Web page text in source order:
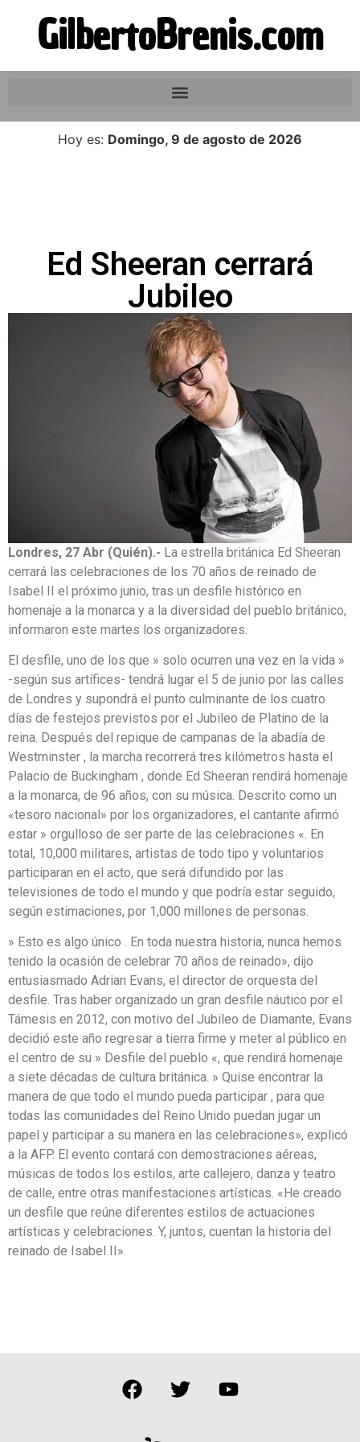
GilbertoBrenis.com
Hoy es: Domingo, 9 de agosto de 2026
Ed Sheeran cerrará
Jubileo
Londres, 27 Abr (Quién).- La estrella británica Ed Sheeran
cerrará las celebraciones de los 70 años de reinado de
Isabel II el próximo junio, tras un desfile histórico en
homenaje a la monarca y a la diversidad del pueblo británico,
informaron este martes los organizadores.
El desfile, uno de los que » solo ocurren una vez en la vida »
-según sus artífices- tendrá lugar el 5 de junio por las calles
de Londres y supondrá el punto culminante de los cuatro
días de festejos previstos por el Jubileo de Platino de la
reina. Después del repique de campanas de la abadía de
Westminster , la marcha recorrerá tres kilómetros hasta el
Palacio de Buckingham , donde Ed Sheeran rendirá homenaje
a la monarca, de 96 años, con su música. Descrito como un
«tesoro nacional» por los organizadores, el cantante afirmó
estar » orgulloso de ser parte de las celebraciones «. En
total, 10,000 militares, artistas de todo tipo y voluntarios
participaran en el acto, que será difundido por las
televisiones de todo el mundo y que podría estar seguido,
según estimaciones, por 1,000 millones de personas.
» Esto es algo único . En toda nuestra historia, nunca hemos
tenido la ocasión de celebrar 70 años de reinado», dijo
entusiasmado Adrian Evans, el director de orquesta del
desfile. Tras haber organizado un gran desfile náutico por el
Támesis en 2012, con motivo del Jubileo de Diamante, Evans
decidió este año regresar a tierra firme y meter al público en
el centro de su » Desfile del pueblo «, que rendirá homenaje
a siete décadas de cultura británica. » Quise encontrar la
manera de que todo el mundo pueda participar , para que
todas las comunidades del Reino Unido puedan jugar un
papel y participar a su manera en las celebraciones», explicó
a la AFP. El evento contará con demostraciones aéreas,
músicas de todos los estilos, arte callejero, danza y teatro
de calle, entre otras manifestaciones artísticas. «He creado
un desfile que reúne diferentes estilos de actuaciones
artísticas y celebraciones. Y, juntos, cuentan la historia del
reinado de Isabel II».